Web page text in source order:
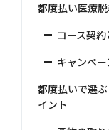
都度払い医療
コース契
キャンペ
都度払いで選
イント